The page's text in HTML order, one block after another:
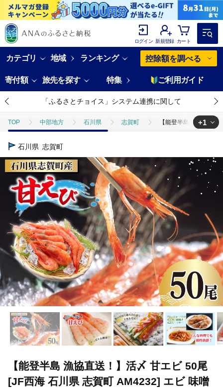
ログイン 新規登録 カート
カテゴリ 地域 ランキング 控除額を調べる
寄付額 旅先を探す 特集 ご利用ガイド
「ふるさとチョイス」システム連携に関して
TOP 中部地方 石川県 志賀町 【能登半島 漁協直送
TOP
+1
石川県 志賀町
【能登半島 漁協直送！】活〆 甘エビ 50尾
[JF西海 石川県 志賀町 AM4232] エビ 味噌